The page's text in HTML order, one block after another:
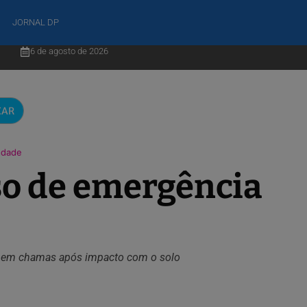
JORNAL DP
6 de agosto de 2026
de emergência
chamas após impacto com o solo